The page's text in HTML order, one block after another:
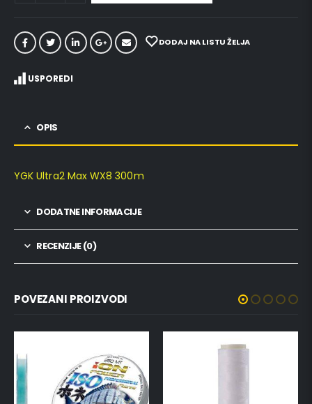
DODAJ NA LISTU ŽELJA
USPOREDI
OPIS
YGK Ultra2 Max WX8 300m
DODATNE INFORMACIJE
RECENZIJE (0)
POVEZANI PROIZVODI